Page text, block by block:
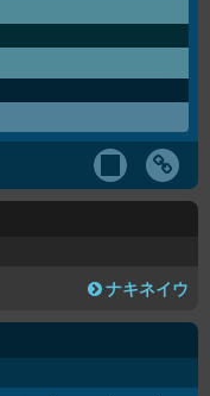
ナキネイウ